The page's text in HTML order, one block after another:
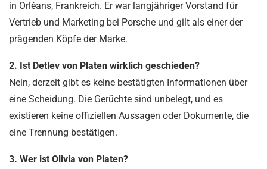
in Orléans, Frankreich. Er war langjähriger Vorstand für
Vertrieb und Marketing bei Porsche und gilt als einer der
prägenden Köpfe der Marke.
2. Ist Detlev von Platen wirklich geschieden?
Nein, derzeit gibt es keine bestätigten Informationen über
eine Scheidung. Die Gerüchte sind unbelegt, und es
existieren keine offiziellen Aussagen oder Dokumente, die
eine Trennung bestätigen.
3. Wer ist Olivia von Platen?